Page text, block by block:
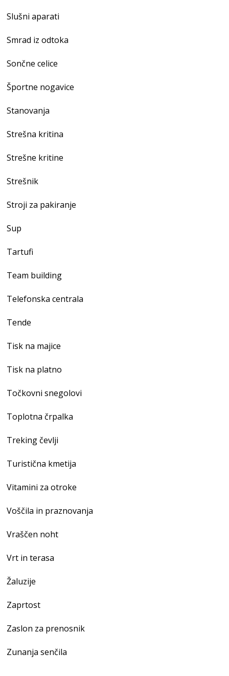
Slušni aparati
Smrad iz odtoka
Sončne celice
Športne nogavice
Stanovanja
Strešna kritina
Strešne kritine
Strešnik
Stroji za pakiranje
Sup
Tartufi
Team building
Telefonska centrala
Tende
Tisk na majice
Tisk na platno
Točkovni snegolovi
Toplotna črpalka
Treking čevlji
Turistična kmetija
Vitamini za otroke
Voščila in praznovanja
Vraščen noht
Vrt in terasa
Žaluzije
Zaprtost
Zaslon za prenosnik
Zunanja senčila